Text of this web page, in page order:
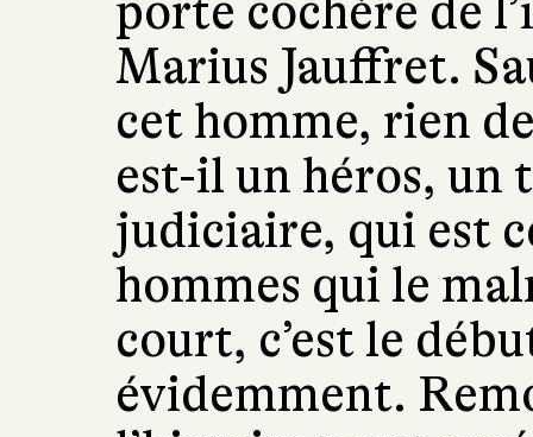
porte cochère de
Marius Jauffret.
cet homme, rien
est-il un héros, un
judiciaire, qui est
hommes qui le
court, c’est le
évidemment.